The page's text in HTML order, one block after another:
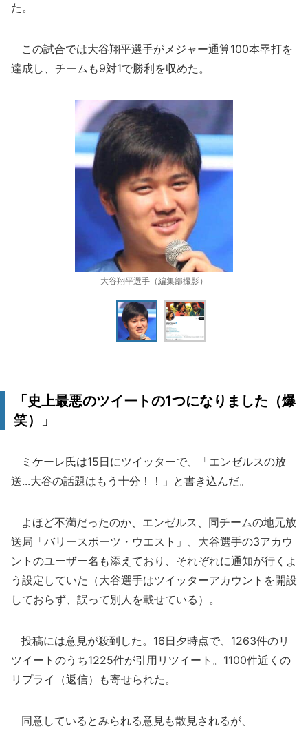
た。
この試合では大谷翔平選手がメジャー通算100本塁打を
達成し、チームも9対1で勝利を収めた。
大谷翔平選手（編集部撮影）
「史上最悪のツイートの1つになりました（爆
笑）」
ミケーレ氏は15日にツイッターで、「エンゼルスの放
送...大谷の話題はもう十分！！」と書き込んだ。
よほど不満だったのか、エンゼルス、同チームの地元放
送局「バリースポーツ・ウエスト」、大谷選手の3アカウ
ントのユーザー名も添えており、それぞれに通知が行くよ
う設定していた（大谷選手はツイッターアカウントを開設
しておらず、誤って別人を載せている）。
投稿には意見が殺到した。16日夕時点で、1263件のリ
ツイートのうち1225件が引用リツイート。1100件近くの
リプライ（返信）も寄せられた。
同意しているとみられる意見も散見されるが、